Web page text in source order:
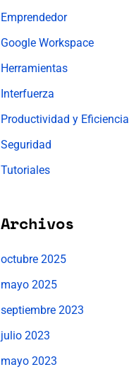
Emprendedor
Google Workspace
Herramientas
Interfuerza
Productividad y Eficiencia
Seguridad
Tutoriales
Archivos
octubre 2025
mayo 2025
septiembre 2023
julio 2023
mayo 2023